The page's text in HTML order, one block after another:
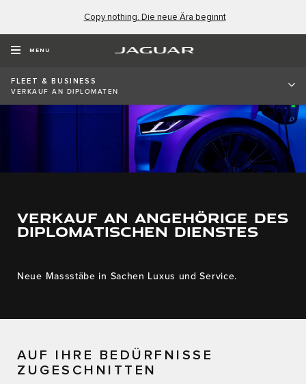
Copy nothing. Die neue Ära beginnt
MENU
FLEET & BUSINESS
VERKAUF AN DIPLOMATEN
VERKAUF AN ANGEHÖRIGE DES
DIPLOMATISCHEN DIENSTES
Neue Massstäbe in Sachen Luxus und Service.
AUF IHRE BEDÜRFNISSE
ZUGESCHNITTEN